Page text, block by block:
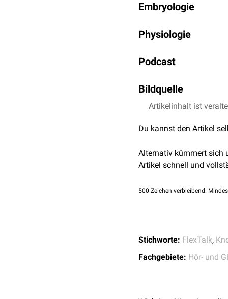
Malleus(Hammer)
Stapes(Steigbügel)
ist ein kleines
Syndesmosis
Embryologie
Gewebe des 2.
Knochenbildung des
Physiologie
Hebelkräfte zwischen
Luftleitung im
um diesen Effekt zu
Podcast
Bildquelle
Bildquelle Podcast:
Artikelinhalt ist
Du kannst den Artikel
Alternativ kümmert sich
Artikel schnell und
500 Zeichen verbleibend.
Stichworte: FlexTalk,
Fachgebiete: Hör- und